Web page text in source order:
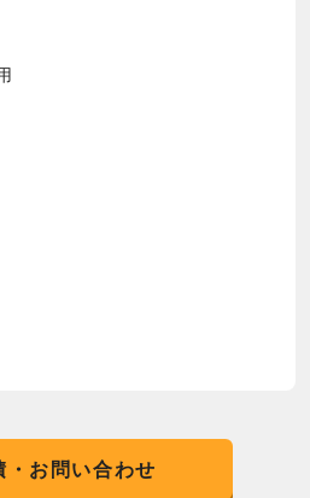
・お問い合わせ